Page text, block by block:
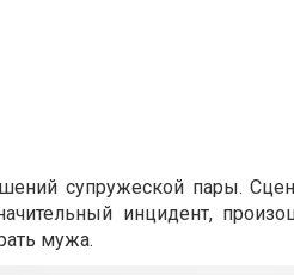
супружеской пары.
инцидент,
мужа.